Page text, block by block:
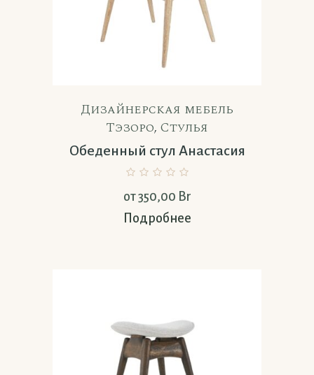
Дизайнерская мебель
Тэзоро, Стулья
Обеденный стул Анастасия
от350,00 Br
Подробнее